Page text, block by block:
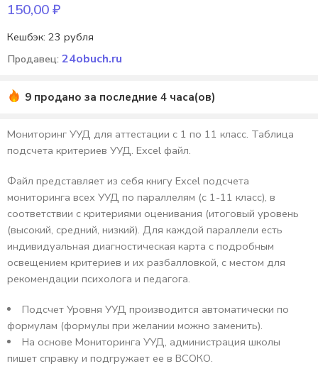
150,00₽
Кешбэк: 23 рубля
Продавец: 24obuch.ru
9 продано за последние 4 часа(ов)
Мониторинг УУД для аттестации с 1 по 11 класс. Таблица
подсчета критериев УУД. Еxcel файл.
Файл представляет из себя книгу Excel подсчета
мониторинга всех УУД по параллелям (с 1-11 класс), в
соответствии с критериями оценивания (итоговый уровень
(высокий, средний, низкий). Для каждой параллели есть
индивидуальная диагностическая карта с подробным
освещением критериев и их разбалловкой, с местом для
рекомендации психолога и педагога.
Подсчет Уровня УУД производится автоматически по
формулам (формулы при желании можно заменить).
На основе Мониторинга УУД, администрация школы
пишет справку и подгружает ее в ВСОКО.